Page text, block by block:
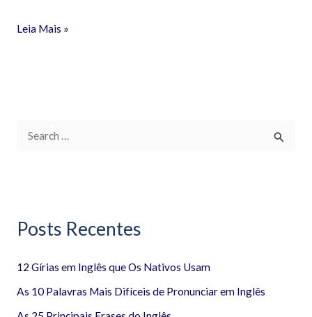
Leia Mais »
u
s
a
r
Posts Recentes
12 Gírias em Inglês que Os Nativos Usam
As 10 Palavras Mais Difíceis de Pronunciar em Inglês